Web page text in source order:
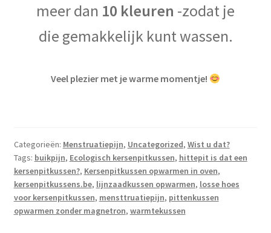
meer dan 10 kleuren -zodat je
die gemakkelijk kunt wassen.
Veel plezier met je warme momentje!
Categorieën: Menstruatiepijn, Uncategorized, Wist u dat?
Tags: buikpijn, Ecologisch kersenpitkussen, hittepit is dat een
kersenpitkussen?, Kersenpitkussen opwarmen in oven,
kersenpitkussens.be, lijnzaadkussen opwarmen, losse hoes
voor kersenpitkussen, mensttruatiepijn, pittenkussen
opwarmen zonder magnetron, warmtekussen